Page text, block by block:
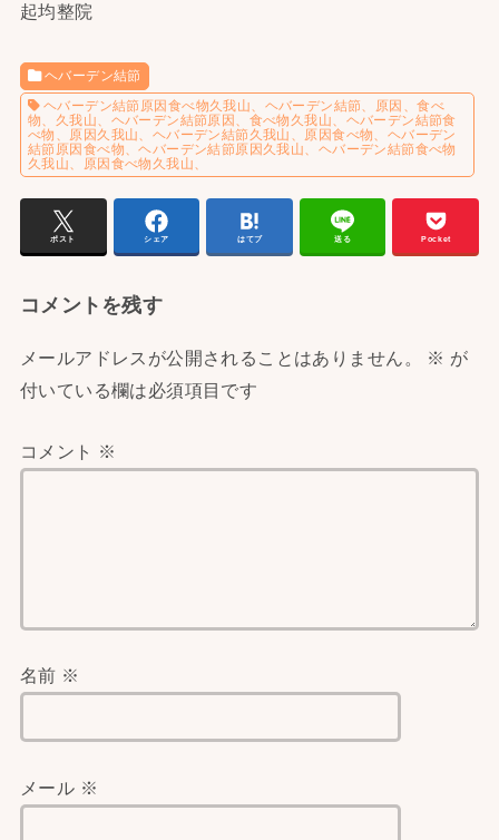
起均整院
ヘバーデン結節
ヘバーデン結節原因食べ物久我山、ヘバーデン結節、原因、食べ
物、久我山、ヘバーデン結節原因、食べ物久我山、ヘバーデン結節食
べ物、原因久我山、ヘバーデン結節久我山、原因食べ物、ヘバーデン
結節原因食べ物、ヘバーデン結節原因久我山、ヘバーデン結節食べ物
久我山、原因食べ物久我山、
ポスト シェア はてブ 送る Pocket
コメントを残す
メールアドレスが公開されることはありません。 ※ が
付いている欄は必須項目です
コメント ※
名前 ※
メール ※